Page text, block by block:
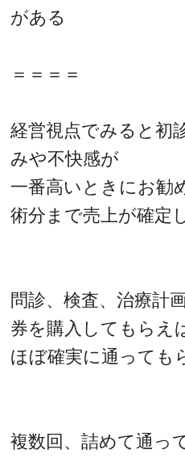
がある
＝＝＝＝
経営視点でみると初
みや不快感が
一番高いときにお勧
術分まで売上が確定
問診、検査、治療計
券を購入してもらえ
ほぼ確実に通っても
複数回、詰めて通っ